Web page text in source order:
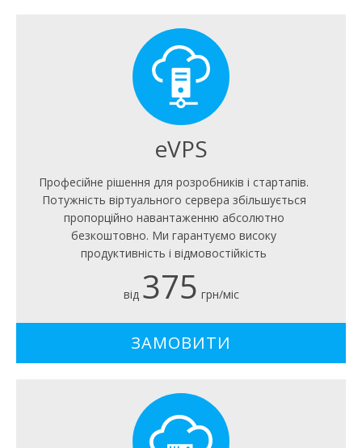
eVPS
Професійне рішення для розробників і стартапів.
Потужність віртуального сервера збільшується
пропорційно навантаженню абсолютно
безкоштовно. Ми гарантуємо високу
продуктивність і відмовостійкість
від 375 грн/міс
ЗАМОВИТИ